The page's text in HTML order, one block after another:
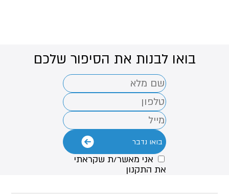
בואו לבנות את הסיפור שלכם
אני מאשר/ת שקראתי
את התקנון